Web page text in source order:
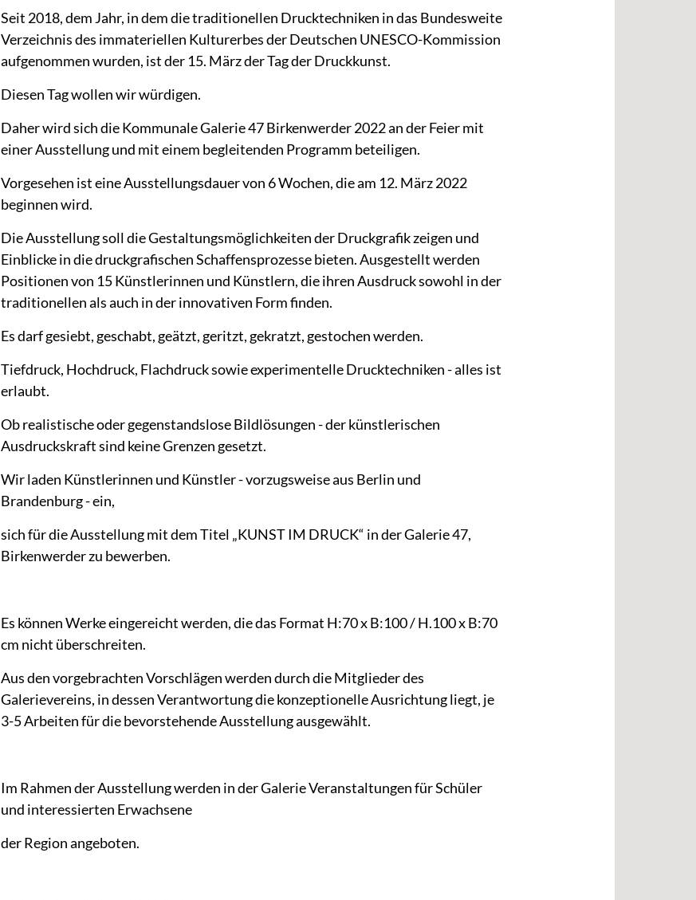
Seit 2018, dem Jahr, in dem die traditionellen Drucktechniken in das Bundesweite
Verzeichnis des immateriellen Kulturerbes der Deutschen UNESCO-Kommission
aufgenommen wurden, ist der 15. März der Tag der Druckkunst.
Diesen Tag wollen wir würdigen.
Daher wird sich die Kommunale Galerie 47 Birkenwerder 2022 an der Feier mit
einer Ausstellung und mit einem begleitenden Programm beteiligen.
Vorgesehen ist eine Ausstellungsdauer von 6 Wochen, die am 12. März 2022
beginnen wird.
Die Ausstellung soll die Gestaltungsmöglichkeiten der Druckgrafik zeigen und
Einblicke in die druckgrafischen Schaffensprozesse bieten. Ausgestellt werden
Positionen von 15 Künstlerinnen und Künstlern, die ihren Ausdruck sowohl in der
traditionellen als auch in der innovativen Form finden.
Es darf gesiebt, geschabt, geätzt, geritzt, gekratzt, gestochen werden.
Tiefdruck, Hochdruck, Flachdruck sowie experimentelle Drucktechniken - alles ist
erlaubt.
Ob realistische oder gegenstandslose Bildlösungen - der künstlerischen
Ausdruckskraft sind keine Grenzen gesetzt.
Wir laden Künstlerinnen und Künstler - vorzugsweise aus Berlin und
Brandenburg - ein,
sich für die Ausstellung mit dem Titel „KUNST IM DRUCK“ in der Galerie 47,
Birkenwerder zu bewerben.
Es können Werke eingereicht werden, die das Format H:70 x B:100 / H.100 x B:70
cm nicht überschreiten.
Aus den vorgebrachten Vorschlägen werden durch die Mitglieder des
Galerievereins, in dessen Verantwortung die konzeptionelle Ausrichtung liegt, je
3-5 Arbeiten für die bevorstehende Ausstellung ausgewählt.
Im Rahmen der Ausstellung werden in der Galerie Veranstaltungen für Schüler
und interessierten Erwachsene
der Region angeboten.